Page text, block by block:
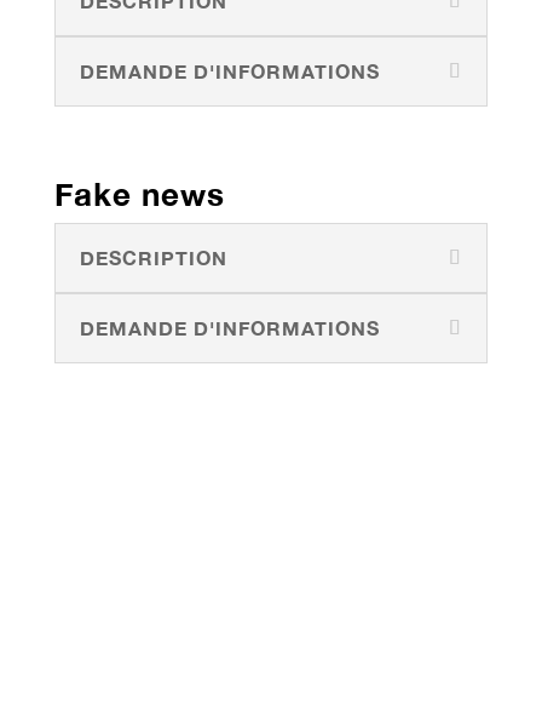
DEMANDE D'INFORMATIONS
Fake news
DESCRIPTION
DEMANDE D'INFORMATIONS